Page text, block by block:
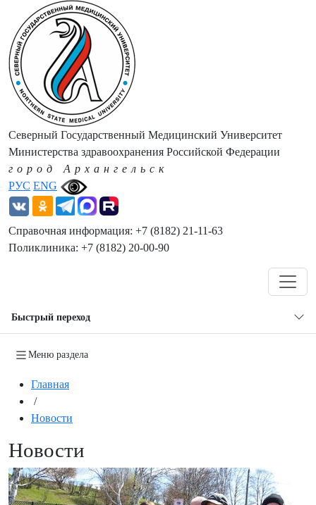
РУС ENG
Северный Государственный Медицинский Университет
Министерства здравоохранения Российской Федерации
город Архангельск
Справочная информация: +7 (8182) 21-11-63
Поликлиника: +7 (8182) 20-00-90
Быстрый переход
Меню раздела
Главная
/
Новости
Новости